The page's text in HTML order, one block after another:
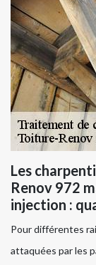
Les
Renov 972
injection :
Pour différentes
attaquées par les